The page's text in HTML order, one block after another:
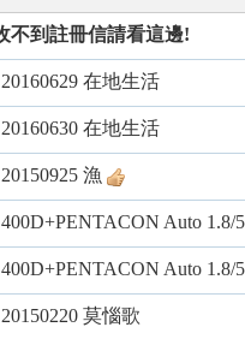
不到註冊信請看這邊!
20160629 在地生活
20160630 在地生活
20150925 漁
400D+PENTACON Auto 1.8/
400D+PENTACON Auto 1.8/
20150220 莫惱歌